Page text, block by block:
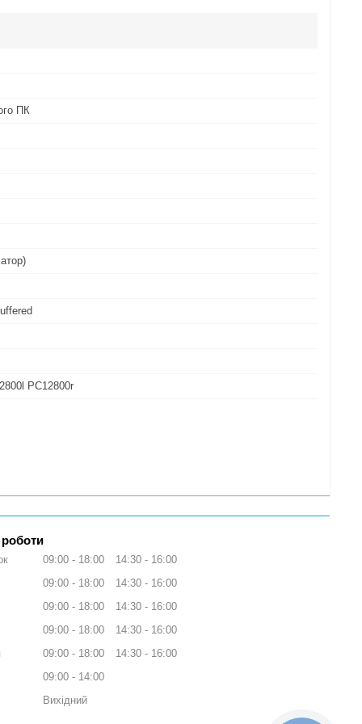
ПК
PC12800r
09:00 18:00 14:30
16:00
09:00
18:00 14:30
16:00
09:00
18:00 14:30
16:00
09:00
18:00 14:30
16:00
09:00 18:00 14:30
16:00
09:00
14:00
Вихідний